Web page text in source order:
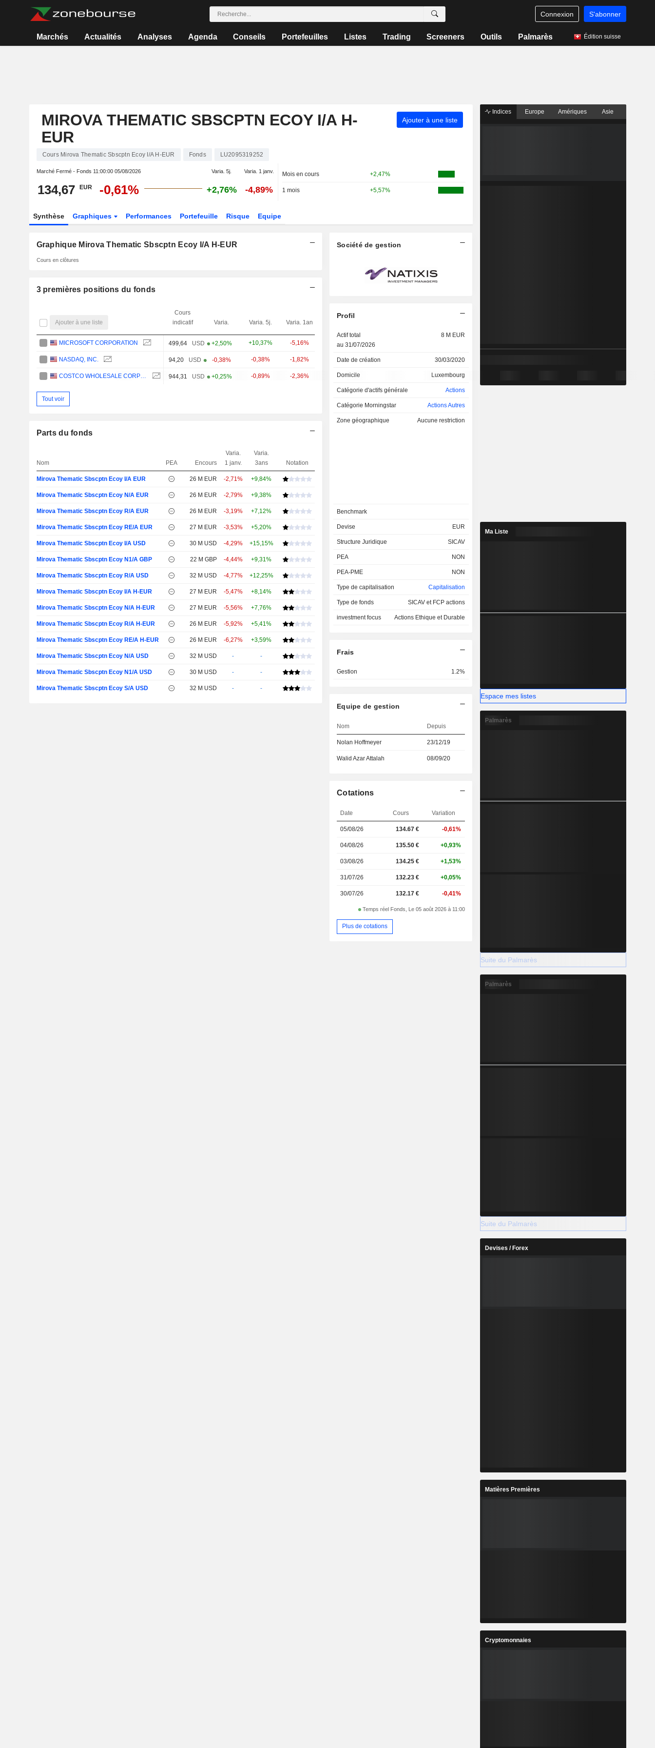
Connexion S'abonner
Marchés Actualités Analyses Agenda Conseils Portefeuilles Listes Trading Screeners Outils Palmarès Édition suisse
MIROVA THEMATIC SBSCPTN ECOY I/A H-
EUR
Ajouter à une liste
Cours Mirova Thematic Sbscptn Ecoy I/A H-EUR Fonds LU2095319252
Marché Fermé - Fonds 11:00:00 05/08/2026 Varia. 5j. Varia. 1 janv.
134,67 EUR -0,61% +2,76% -4,89%
Mois en cours +2,47%
1 mois +5,57%
Synthèse Graphiques Performances Portefeuille Risque Equipe
Graphique Mirova Thematic Sbscptn Ecoy I/A H-EUR
Cours en clôtures
3 premières positions du fonds
Ajouter à une liste
Cours
indicatif
Varia. Varia. 5j. Varia. 1an
MICROSOFT CORPORATION 499,64 USD +2,50% +10,37% -5,16% 4,77%
NASDAQ, INC. 94,20 USD -0,38% -0,38% -1,82% 4,32%
COSTCO WHOLESALE CORPORATION 944,31 USD +0,25% -0,89% -2,36% 4,09%
Tout voir
Parts du fonds
Nom PEA Encours
Varia.
1 janv.
Varia.
3ans
Notation
Mirova Thematic Sbscptn Ecoy I/A EUR 26 M EUR -2,71% +9,84%
Mirova Thematic Sbscptn Ecoy N/A EUR 26 M EUR -2,79% +9,38%
Mirova Thematic Sbscptn Ecoy R/A EUR 26 M EUR -3,19% +7,12%
Mirova Thematic Sbscptn Ecoy RE/A EUR 27 M EUR -3,53% +5,20%
Mirova Thematic Sbscptn Ecoy I/A USD 30 M USD -4,29% +15,15%
Mirova Thematic Sbscptn Ecoy N1/A GBP 22 M GBP -4,44% +9,31%
Mirova Thematic Sbscptn Ecoy R/A USD 32 M USD -4,77% +12,25%
Mirova Thematic Sbscptn Ecoy I/A H-EUR 27 M EUR -5,47% +8,14%
Mirova Thematic Sbscptn Ecoy N/A H-EUR 27 M EUR -5,56% +7,76%
Mirova Thematic Sbscptn Ecoy R/A H-EUR 26 M EUR -5,92% +5,41%
Mirova Thematic Sbscptn Ecoy RE/A H-EUR 26 M EUR -6,27% +3,59%
Mirova Thematic Sbscptn Ecoy N/A USD 32 M USD - -
Mirova Thematic Sbscptn Ecoy N1/A USD 30 M USD - -
Mirova Thematic Sbscptn Ecoy S/A USD 32 M USD - -
Société de gestion
Profil
Actif total
au 31/07/2026
8 M EUR
Date de création 30/03/2020
Domicile Luxembourg
Catégorie d'actifs générale Actions
Catégorie Morningstar Actions Autres
Zone géographique Aucune restriction
Benchmark
Devise EUR
Structure Juridique SICAV
PEA NON
PEA-PME NON
Type de capitalisation Capitalisation
Type de fonds SICAV et FCP actions
investment focus Actions Ethique et Durable
Frais
Gestion 1.2%
Equipe de gestion
Nom Depuis
Nolan Hoffmeyer 23/12/19
Walid Azar Attalah 08/09/20
Cotations
Date Cours Variation
05/08/26 134.67 € -0,61%
04/08/26 135.50 € +0,93%
03/08/26 134.25 € +1,53%
31/07/26 132.23 € +0,05%
30/07/26 132.17 € -0,41%
Temps réel Fonds, Le 05 août 2026 à 11:00
Plus de cotations
Indices Europe Amériques Asie
Ma Liste
Espace mes listes
Palmarès
Suite du Palmarès
Palmarès
Suite du Palmarès
Devises / Forex
Matières Premières
Cryptomonnaies